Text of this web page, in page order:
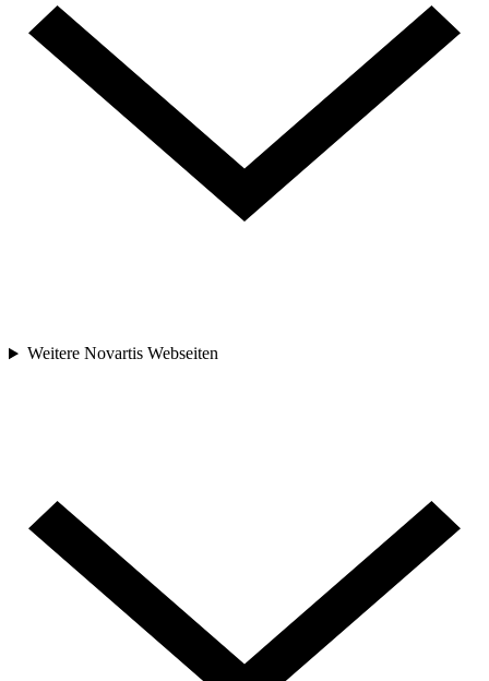
Weitere Novartis Webseiten